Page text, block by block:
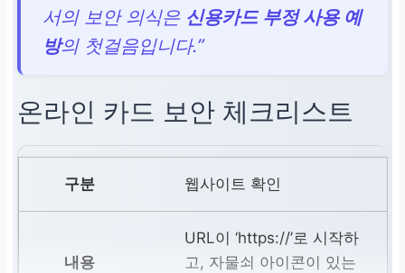
서의 보안 의식은 신용카드 부정 사용 예
방의 첫걸음입니다.”
온라인 카드 보안 체크리스트
웹사이트 확인
URL이 ‘https://’로 시작하
고, 자물쇠 아이콘이 있는